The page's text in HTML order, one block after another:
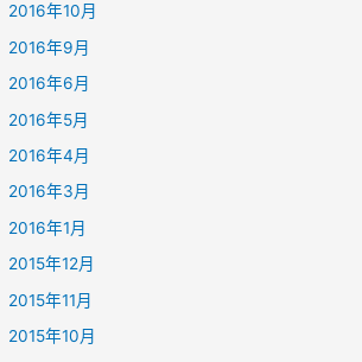
2016年10月
2016年9月
2016年6月
2016年5月
2016年4月
2016年3月
2016年1月
2015年12月
2015年11月
2015年10月